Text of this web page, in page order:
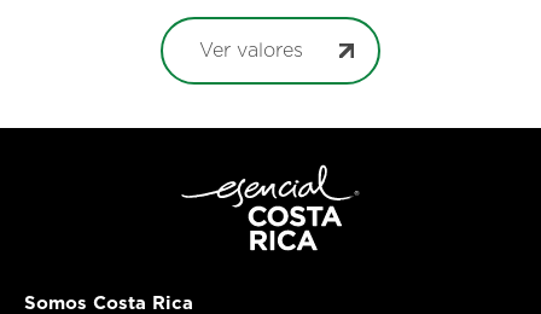
Ver valores
Somos Costa Rica